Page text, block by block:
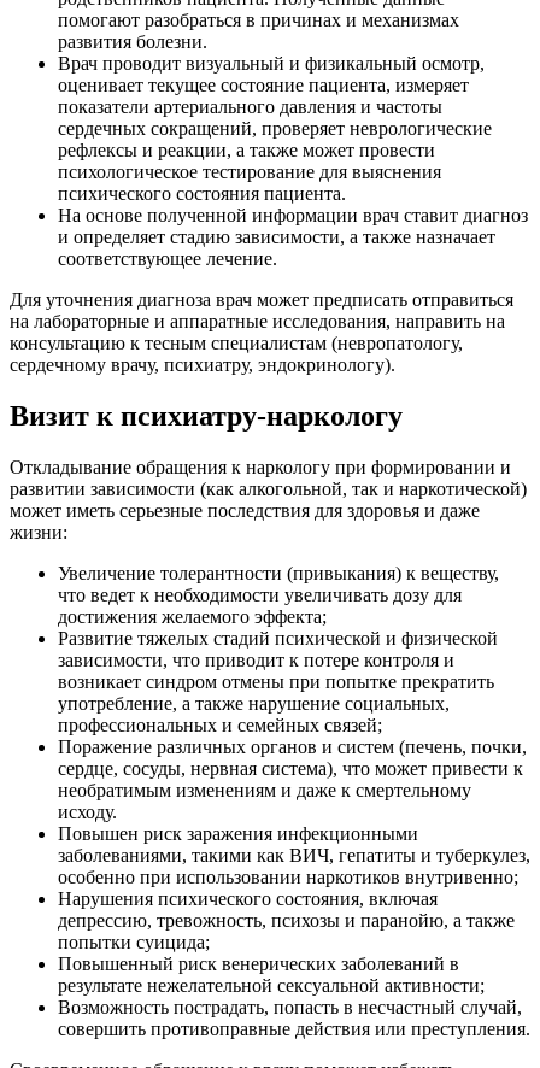
помогают разобраться в причинах и механизмах
развития болезни.
Врач проводит визуальный и физикальный осмотр,
оценивает текущее состояние пациента, измеряет
показатели артериального давления и частоты
сердечных сокращений, проверяет неврологические
рефлексы и реакции, а также может провести
психологическое тестирование для выяснения
психического состояния пациента.
На основе полученной информации врач ставит диагноз
и определяет стадию зависимости, а также назначает
соответствующее лечение.
Для уточнения диагноза врач может предписать отправиться
на лабораторные и аппаратные исследования, направить на
консультацию к тесным специалистам (невропатологу,
сердечному врачу, психиатру, эндокринологу).
Визит к психиатру-наркологу
Откладывание обращения к наркологу при формировании и
развитии зависимости (как алкогольной, так и наркотической)
может иметь серьезные последствия для здоровья и даже
жизни:
Увеличение толерантности (привыкания) к веществу,
что ведет к необходимости увеличивать дозу для
достижения желаемого эффекта;
Развитие тяжелых стадий психической и физической
зависимости, что приводит к потере контроля и
возникает синдром отмены при попытке прекратить
употребление, а также нарушение социальных,
профессиональных и семейных связей;
Поражение различных органов и систем (печень, почки,
сердце, сосуды, нервная система), что может привести к
необратимым изменениям и даже к смертельному
исходу.
Повышен риск заражения инфекционными
заболеваниями, такими как ВИЧ, гепатиты и туберкулез,
особенно при использовании наркотиков внутривенно;
Нарушения психического состояния, включая
депрессию, тревожность, психозы и паранойю, а также
попытки суицида;
Повышенный риск венерических заболеваний в
результате нежелательной сексуальной активности;
Возможность пострадать, попасть в несчастный случай,
совершить противоправные действия или преступления.